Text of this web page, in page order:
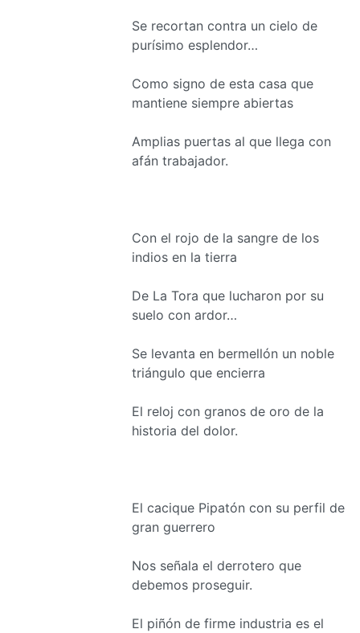
Se recortan contra un cielo de
purísimo esplendor…
Como signo de esta casa que
mantiene siempre abiertas
Amplias puertas al que llega con
afán trabajador.
Con el rojo de la sangre de los
indios en la tierra
De La Tora que lucharon por su
suelo con ardor…
Se levanta en bermellón un noble
triángulo que encierra
El reloj con granos de oro de la
historia del dolor.
El cacique Pipatón con su perfil de
gran guerrero
Nos señala el derrotero que
debemos proseguir.
El piñón de firme industria es el